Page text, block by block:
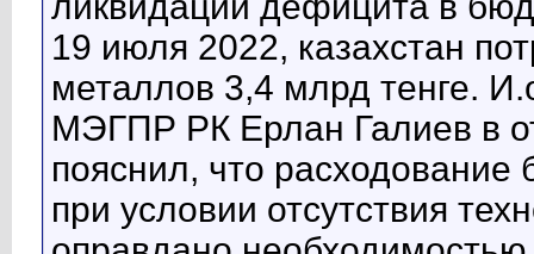
19 июля 2022, казахстан
металлов 3,4 млрд тенге.
МЭГПР РК Ерлан Галиев в
пояснил, что
при условии отсутствия